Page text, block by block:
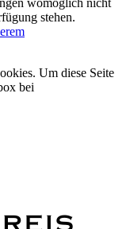
stehen.
Um diese Seite
bei